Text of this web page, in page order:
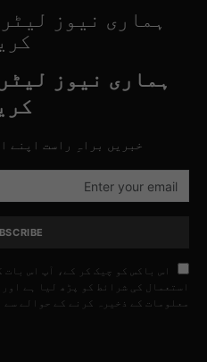
ہماری نیوز
ہماری نیوز
خبریں براہِ راست اپنے
اس باکس کو چیک کر کے، آپ اس
استعمال کی شرائط کو پڑھ لیا ہے
معلومات کے ذخیرہ کرنے کے حوالے سے